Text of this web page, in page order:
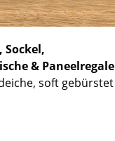
Sockel,
& Paneelregale
soft gebürstet